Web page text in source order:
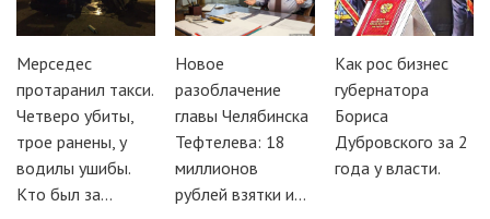
Мерседес
протаранил такси.
Четверо убиты,
трое ранены, у
водилы ушибы.
Кто был за…
Новое
разоблачение
главы Челябинска
Тефтелева: 18
миллионов
рублей взятки и…
Как рос бизнес
губернатора
Бориса
Дубровского за 2
года у власти.